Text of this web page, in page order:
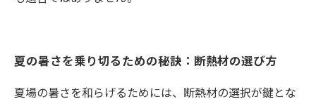
夏の暑さを乗り切るための秘訣：断熱材の選び方
夏場の暑さを和らげるためには、断熱材の選択が鍵とな